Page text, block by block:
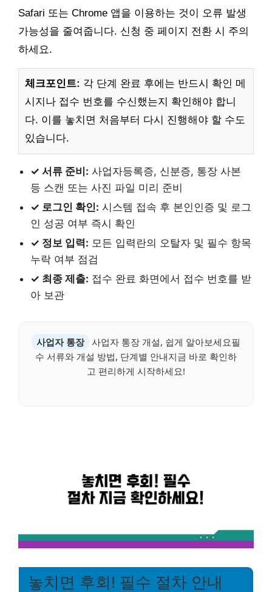
Safari 또는 Chrome 앱을 이용하는 것이 오류 발생
가능성을 줄여줍니다. 신청 중 페이지 전환 시 주의
하세요.
체크포인트: 각 단계 완료 후에는 반드시 확인 메
시지나 접수 번호를 수신했는지 확인해야 합니
다. 이를 놓치면 처음부터 다시 진행해야 할 수도
있습니다.
✓ 서류 준비: 사업자등록증, 신분증, 통장 사본
등 스캔 또는 사진 파일 미리 준비
✓ 로그인 확인: 시스템 접속 후 본인인증 및 로그
인 성공 여부 즉시 확인
✓ 정보 입력: 모든 입력란의 오탈자 및 필수 항목
누락 여부 점검
✓ 최종 제출: 접수 완료 화면에서 접수 번호를 받
아 보관
사업자 통장 사업자 통장 개설, 쉽게 알아보세요필
수 서류와 개설 방법, 단계별 안내지금 바로 확인하
고 편리하게 시작하세요!
놓치면 후회! 필수 절차 안내